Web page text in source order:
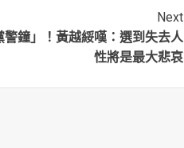
Next
警鐘」！黃越綏嘆：選到失去人
性將是最大悲哀